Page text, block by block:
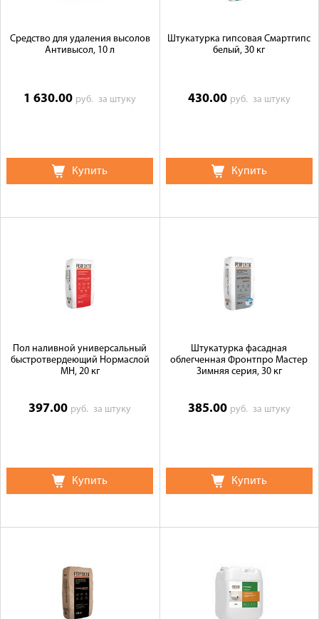
Средство для удаления высолов
Антивысол, 10 л
1 630.00 руб.за штуку
Купить
Штукатурка гипсовая Смартгипс
белый, 30 кг
430.00 руб. за штуку
Купить
Пол наливной универсальный
быстротвердеющий Нормаслой
МН, 20 кг
397.00 руб.за штуку
Купить
Штукатурка фасадная
облегченная Фронтпро Мастер
Зимняя серия, 30 кг
385.00 руб. за штуку
Купить